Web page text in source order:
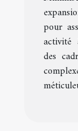
pour
activité
des